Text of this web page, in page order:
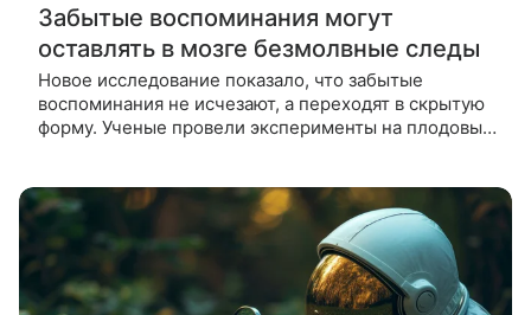
Забытые воспоминания могут
оставлять в мозге безмолвные следы
Новое исследование показало, что забытые
воспоминания не исчезают, а переходят в скрытую
форму. Ученые провели эксперименты на плодовых